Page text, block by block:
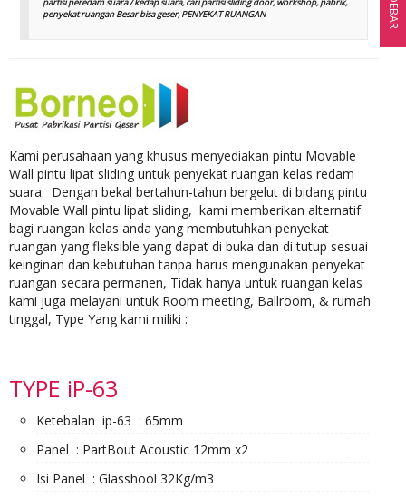
penyekat ruangan Besar bisa geser, PENYEKAT RUANGAN
Kami perusahaan yang khusus menyediakan pintu Movable
Wall pintu lipat sliding untuk penyekat ruangan kelas redam
suara. Dengan bekal bertahun-tahun bergelut di bidang pintu
Movable Wall pintu lipat sliding, kami memberikan alternatif
bagi ruangan kelas anda yang membutuhkan penyekat
ruangan yang fleksible yang dapat di buka dan di tutup sesuai
keinginan dan kebutuhan tanpa harus mengunakan penyekat
ruangan secara permanen, Tidak hanya untuk ruangan kelas
kami juga melayani untuk Room meeting, Ballroom, & rumah
tinggal, Type Yang kami miliki :
TYPE iP-63
Ketebalan ip-63 : 65mm
Panel : PartBout Acoustic 12mm x2
Isi Panel : Glasshool 32Kg/m3